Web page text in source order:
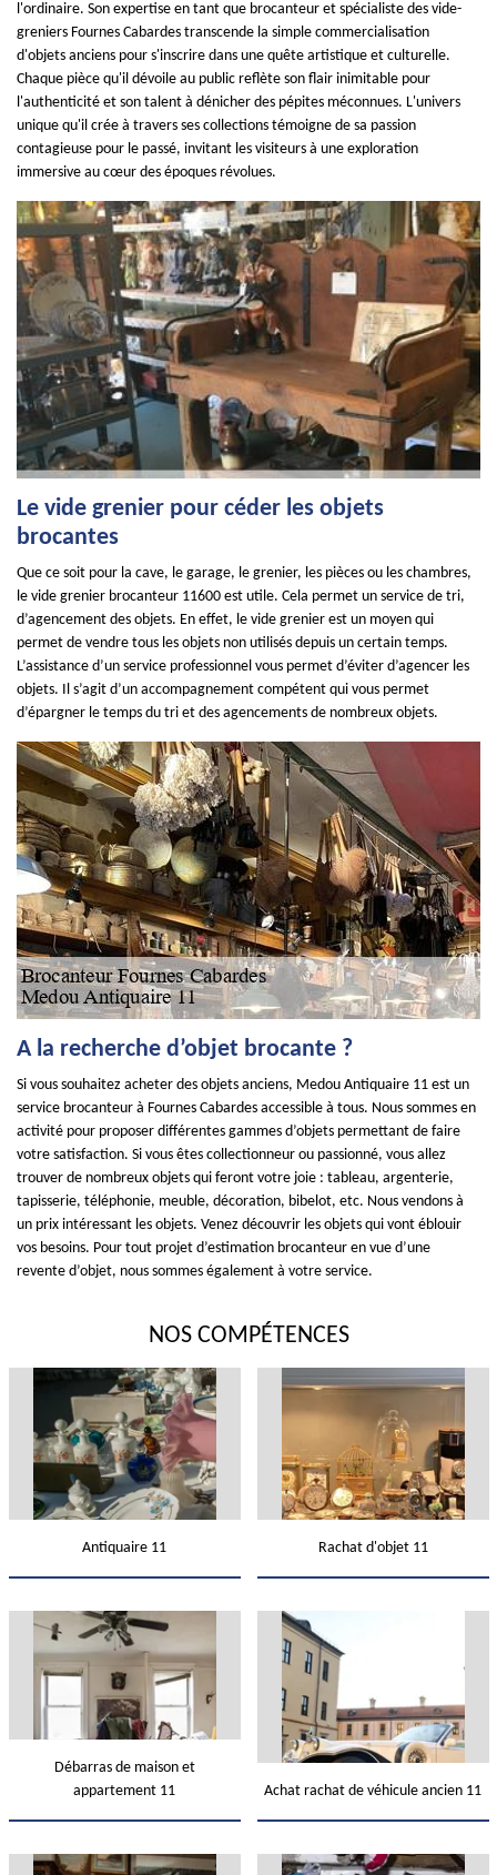
l'ordinaire. Son expertise en tant que brocanteur et spécialiste des vide-
greniers Fournes Cabardes transcende la simple commercialisation
d'objets anciens pour s'inscrire dans une quête artistique et culturelle.
Chaque pièce qu'il dévoile au public reflète son flair inimitable pour
l'authenticité et son talent à dénicher des pépites méconnues. L'univers
unique qu'il crée à travers ses collections témoigne de sa passion
contagieuse pour le passé, invitant les visiteurs à une exploration
immersive au cœur des époques révolues.
Le vide grenier pour céder les objets
brocantes
Que ce soit pour la cave, le garage, le grenier, les pièces ou les chambres,
le vide grenier brocanteur 11600 est utile. Cela permet un service de tri,
d’agencement des objets. En effet, le vide grenier est un moyen qui
permet de vendre tous les objets non utilisés depuis un certain temps.
L’assistance d’un service professionnel vous permet d’éviter d’agencer les
objets. Il s’agit d’un accompagnement compétent qui vous permet
d’épargner le temps du tri et des agencements de nombreux objets.
A la recherche d’objet brocante ?
Si vous souhaitez acheter des objets anciens, Medou Antiquaire 11 est un
service brocanteur à Fournes Cabardes accessible à tous. Nous sommes en
activité pour proposer différentes gammes d’objets permettant de faire
votre satisfaction. Si vous êtes collectionneur ou passionné, vous allez
trouver de nombreux objets qui feront votre joie : tableau, argenterie,
tapisserie, téléphonie, meuble, décoration, bibelot, etc. Nous vendons à
un prix intéressant les objets. Venez découvrir les objets qui vont éblouir
vos besoins. Pour tout projet d’estimation brocanteur en vue d’une
revente d’objet, nous sommes également à votre service.
NOS COMPÉTENCES
Antiquaire 11 Rachat d'objet 11
Débarras de maison et
appartement 11
Achat rachat de véhicule ancien 11